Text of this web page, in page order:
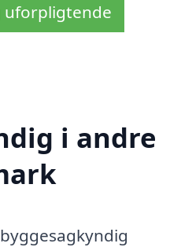
uforpligtende
i andre